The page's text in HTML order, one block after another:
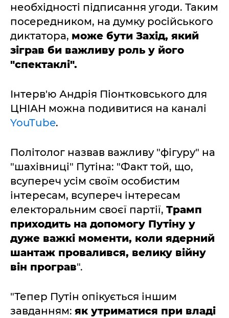
необхідності підписання угоди. Таким
посередником, на думку російського
диктатора, може бути Захід, який
зіграв би важливу роль у його
"спектаклі".
Інтерв'ю Андрія Піонтковського для
ЦНІАН можна подивитися на каналі
YouTube.
Політолог назвав важливу "фігуру" на
"шахівниці" Путіна: "Факт той, що,
всупереч усім своїм особистим
інтересам, всупереч інтересам
електоральним своєї партії, Трамп
приходить на допомогу Путіну у
дуже важкі моменти, коли ядерний
шантаж провалився, велику війну
він програв".
"Тепер Путін опікується іншим
завданням: як утриматися при владі